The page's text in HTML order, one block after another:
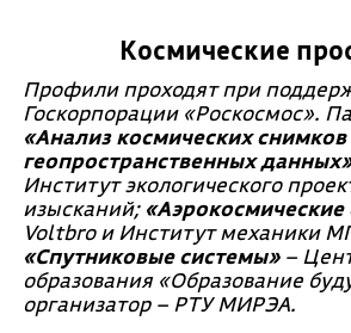
Космические
Профили проходят при
Госкорпорации «Роскосмос».
«Анализ космических снимков
геопространственных данных»
Институт экологического
изысканий; «Аэрокосмические
Voltbro и Институт механики
«Спутниковые системы»–
образования «Образование
организатор – РТУ МИРЭА.